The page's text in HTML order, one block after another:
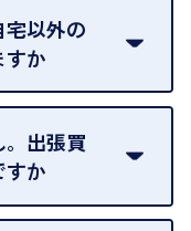
以外の
すか
できません。ご指
惑となることが考
出張買
すか
です。